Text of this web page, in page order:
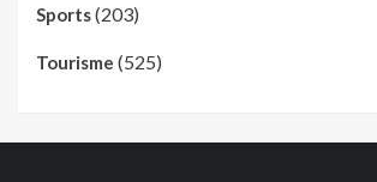
Sports(203)
Tourisme (525)